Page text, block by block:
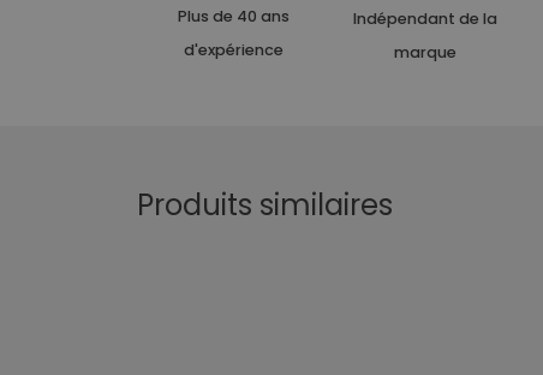
Plus de 40 ans
d'expérience
Indépendant de la
marque
Produits similaires